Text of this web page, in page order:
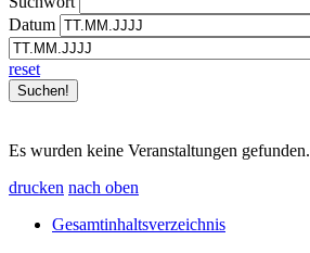
Datum
reset
Es wurden keine Veranstaltungen gefunden.
drucken nach oben
Gesamtinhaltsverzeichnis